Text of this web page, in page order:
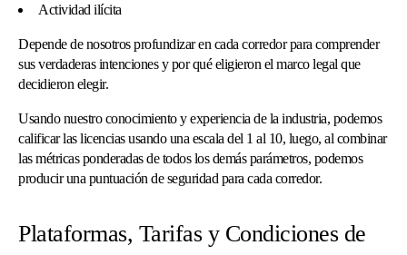
Actividad ilícita
Depende de nosotros profundizar en cada corredor para comprender
sus verdaderas intenciones y por qué eligieron el marco legal que
decidieron elegir.
Usando nuestro conocimiento y experiencia de la industria, podemos
calificar las licencias usando una escala del 1 al 10, luego, al combinar
las métricas ponderadas de todos los demás parámetros, podemos
producir una puntuación de seguridad para cada corredor.
Plataformas, Tarifas y Condiciones de